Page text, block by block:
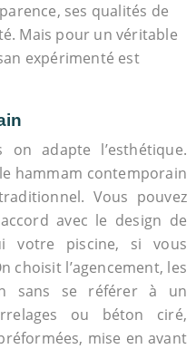
ses qualités de
Mais pour un véritable
expérimenté est
adapte l’esthétique.
hammam contemporain
Vous pouvez
avec le design de
votre piscine, si vous
choisit l’agencement, les
sans se référer à un
ou béton ciré,
mise en avant